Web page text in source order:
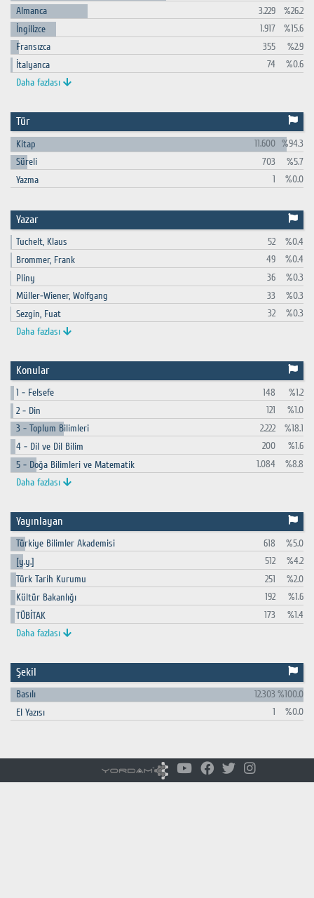
%26.2
3.229
Almanca
%15.6
1.917
İngilizce
%2.9
355
Fransızca
%0.6
74
İtalyanca
Daha fazlası
Tür
%94.3
11.600
Kitap
%5.7
703
Süreli
%0.0
1
Yazma
Yazar
%0.4
52
Tuchelt, Klaus
%0.4
49
Brommer, Frank
%0.3
36
Pliny
%0.3
33
Müller-Wiener, Wolfgang
%0.3
32
Sezgin, Fuat
Daha fazlası
Konular
%1.2
148
1 - Felsefe
%1.0
121
2 - Din
%18.1
2.222
3 - Toplum Bilimleri
%1.6
200
4 - Dil ve Dil Bilim
%8.8
1.084
5 - Doğa Bilimleri ve Matematik
Daha fazlası
Yayınlayan
%5.0
618
Türkiye Bilimler Akademisi
%4.2
512
[y.y.]
%2.0
251
Türk Tarih Kurumu
%1.6
192
Kültür Bakanlığı
%1.4
173
TÜBİTAK
Daha fazlası
Şekil
%100.0
12.303
Basılı
%0.0
1
El Yazısı